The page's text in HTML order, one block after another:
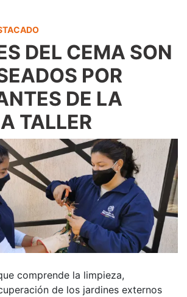
DEL CEMA SON
POR
DE LA
TALLER
comprende la limpieza,
de los jardines externos